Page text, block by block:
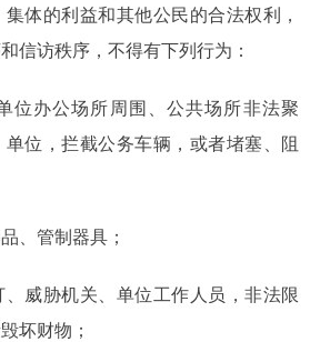
体的利益和其他公民的合法权利，
信访秩序，不得有下列行为：
办公场所周围、公共场所非法聚
位，拦截公务车辆，或者堵塞、阻
管制器具；
威胁机关、单位工作人员，非法限
坏财物；